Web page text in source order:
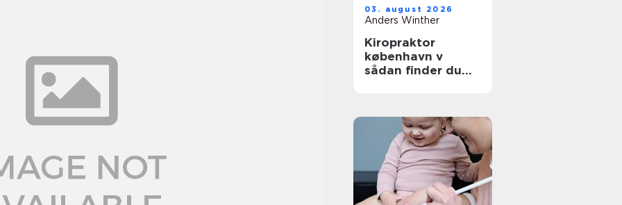
03. august 2026
Anders Winther
Kiropraktor
københavn v
sådan finder du